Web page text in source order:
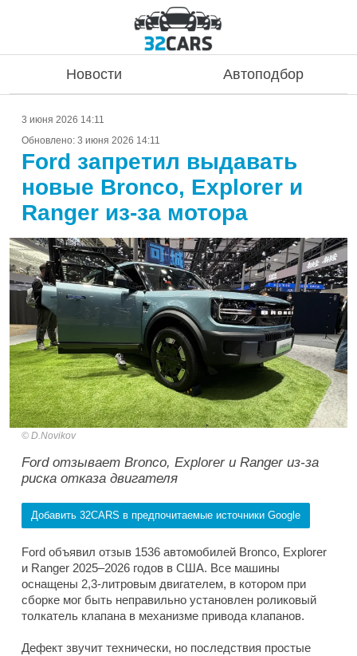
Новости Автоподбор
3 июня 2026 14:11
Обновлено: 3 июня 2026 14:11
Ford запретил выдавать
новые Bronco, Explorer и
Ranger из-за мотора
D.Novikov
Ford отзывает Bronco, Explorer и Ranger из-за
риска отказа двигателя
Добавить 32CARS в предпочитаемые источники Google
Ford объявил отзыв 1536 автомобилей Bronco, Explorer
и Ranger 2025–2026 годов в США. Все машины
оснащены 2,3-литровым двигателем, в котором при
сборке мог быть неправильно установлен роликовый
толкатель клапана в механизме привода клапанов.
Дефект звучит технически, но последствия простые